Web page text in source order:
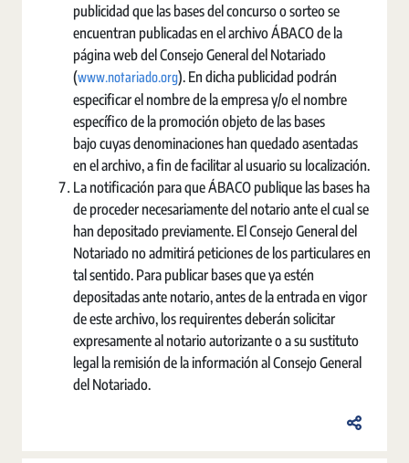
publicidad que las bases del concurso o sorteo se
encuentran publicadas en el archivo ÁBACO de la
página web del Consejo General del Notariado
(www.notariado.org). En dicha publicidad podrán
especificar el nombre de la empresa y/o el nombre
específico de la promoción objeto de las bases
bajo cuyas denominaciones han quedado asentadas
en el archivo, a fin de facilitar al usuario su localización.
La notificación para que ÁBACO publique las bases ha
de proceder necesariamente del notario ante el cual se
han depositado previamente. El Consejo General del
Notariado no admitirá peticiones de los particulares en
tal sentido. Para publicar bases que ya estén
depositadas ante notario, antes de la entrada en vigor
de este archivo, los requirentes deberán solicitar
expresamente al notario autorizante o a su sustituto
legal la remisión de la información al Consejo General
del Notariado.